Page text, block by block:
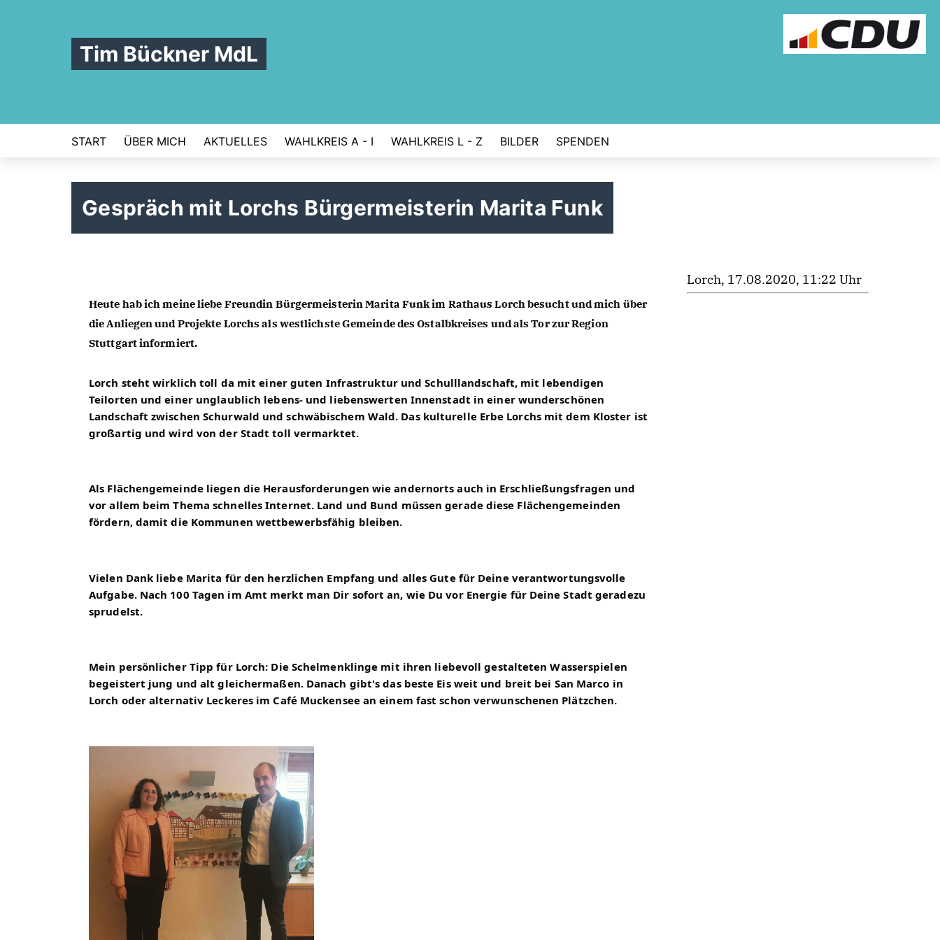
Tim Bückner MdL
START ÜBER MICH AKTUELLES WAHLKREIS A - I WAHLKREIS L - Z BILDER SPENDEN
Gespräch mit Lorchs Bürgermeisterin Marita Funk
Heute hab ich meine liebe Freundin Bürgermeisterin Marita Funk im Rathaus Lorch besucht und mich über
die Anliegen und Projekte Lorchs als westlichste Gemeinde des Ostalbkreises und als Tor zur Region
Stuttgart informiert.
Lorch steht wirklich toll da mit einer guten Infrastruktur und Schulllandschaft, mit lebendigen
Teilorten und einer unglaublich lebens- und liebenswerten Innenstadt in einer wunderschönen
Landschaft zwischen Schurwald und schwäbischem Wald. Das kulturelle Erbe Lorchs mit dem Kloster ist
großartig und wird von der Stadt toll vermarktet.
Als Flächengemeinde liegen die Herausforderungen wie andernorts auch in Erschließungsfragen und
vor allem beim Thema schnelles Internet. Land und Bund müssen gerade diese Flächengemeinden
fördern, damit die Kommunen wettbewerbsfähig bleiben.
Vielen Dank liebe Marita für den herzlichen Empfang und alles Gute für Deine verantwortungsvolle
Aufgabe. Nach 100 Tagen im Amt merkt man Dir sofort an, wie Du vor Energie für Deine Stadt geradezu
sprudelst.
Mein persönlicher Tipp für Lorch: Die Schelmenklinge mit ihren liebevoll gestalteten Wasserspielen
begeistert jung und alt gleichermaßen. Danach gibt's das beste Eis weit und breit bei San Marco in
Lorch oder alternativ Leckeres im Café Muckensee an einem fast schon verwunschenen Plätzchen.
Lorch, 17.08.2020, 11:22 Uhr